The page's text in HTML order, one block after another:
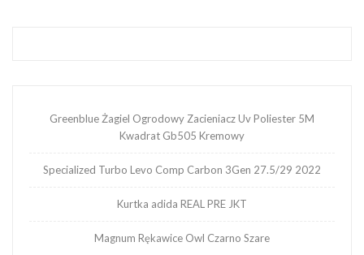
Greenblue Żagiel Ogrodowy Zacieniacz Uv Poliester 5M
Kwadrat Gb505 Kremowy
Specialized Turbo Levo Comp Carbon 3Gen 27.5/29 2022
Kurtka adida REAL PRE JKT
Magnum Rękawice Owl Czarno Szare